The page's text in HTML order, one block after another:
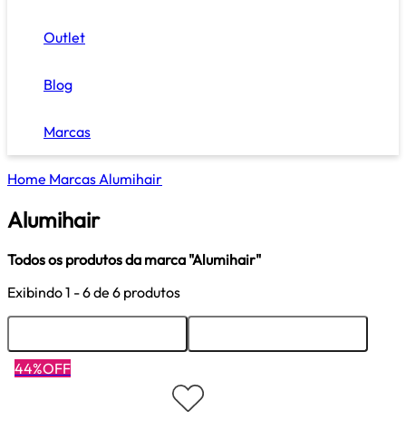
Outlet
Blog
Marcas
Home Marcas Alumihair
Alumihair
Todos os produtos da marca "Alumihair"
Exibindo1 - 6de 6 produtos
44%OFF